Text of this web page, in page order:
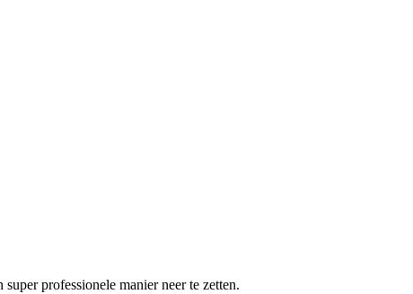
professionele manier neer te zetten.